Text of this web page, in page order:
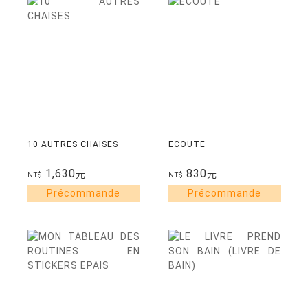
10 AUTRES CHAISES
NT$ 1,630元
ECOUTE
NT$ 830元